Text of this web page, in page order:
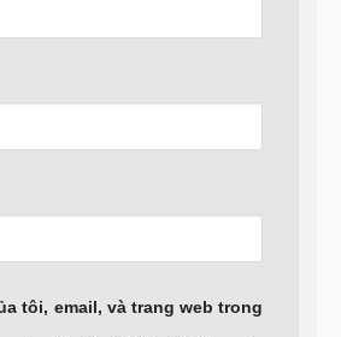
tôi, email, và trang web trong